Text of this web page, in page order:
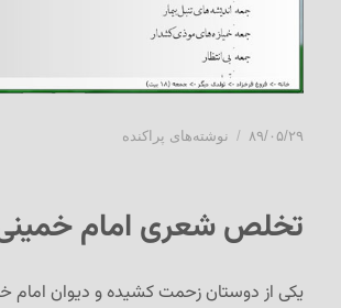
ارسال
۸۹/۰۵/۲۹ دسته‌ها
نوشته‌های پراکنده
تخلص شعری امام
یکی از دوستان زحمت کشیده و دیوان امام